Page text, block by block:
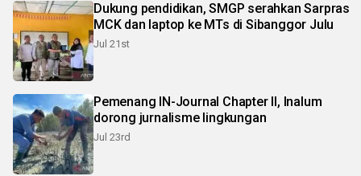
Dukung pendidikan, SMGP serahkan Sarpras
MCK dan laptop ke MTs di Sibanggor Julu
Jul 21st
Pemenang IN-Journal Chapter II, Inalum
dorong jurnalisme lingkungan
Jul 23rd